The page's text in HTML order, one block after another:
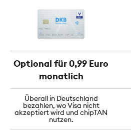
Optional für 0,99 Euro
monatlich
Überall in Deutschland
bezahlen, wo Visa nicht
akzeptiert wird und chipTAN
nutzen.